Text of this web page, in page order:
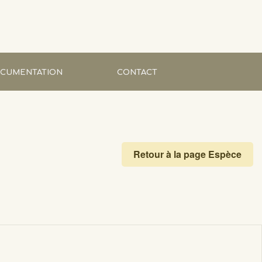
CONTACT
Retour à la page Espèce